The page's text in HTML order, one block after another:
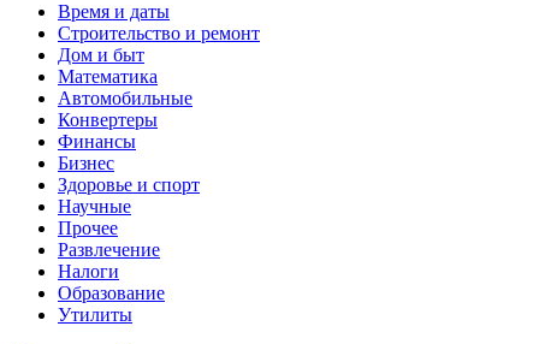
Время и даты
Строительство и ремонт
Дом и быт
Математика
Автомобильные
Конвертеры
Финансы
Бизнес
Здоровье и спорт
Научные
Прочее
Развлечение
Налоги
Образование
Утилиты